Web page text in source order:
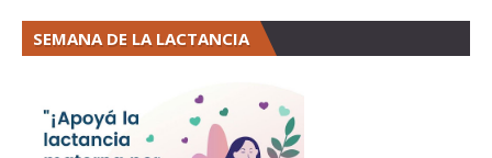
SEMANA DE LA LACTANCIA